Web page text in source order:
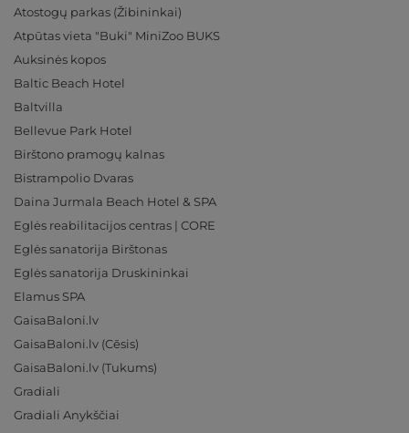
Atostogų parkas (Žibininkai)
Atpūtas vieta "Buki" MiniZoo BUKS
Auksinės kopos
Baltic Beach Hotel
Baltvilla
Bellevue Park Hotel
Birštono pramogų kalnas
Bistrampolio Dvaras
Daina Jurmala Beach Hotel & SPA
Eglės reabilitacijos centras | CORE
Eglės sanatorija Birštonas
Eglės sanatorija Druskininkai
Elamus SPA
GaisaBaloni.lv
GaisaBaloni.lv (Cēsis)
GaisaBaloni.lv (Tukums)
Gradiali
Gradiali Anykščiai